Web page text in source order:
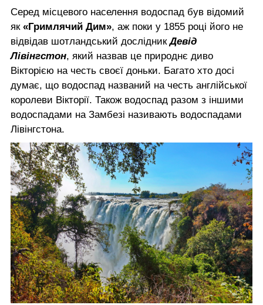
Серед місцевого населення водоспад був відомий
як «Гримлячий Дим», аж поки у 1855 році його не
відвідав шотландський дослідникДевід
Лівінгстон, який назвав це природнє диво
Вікторією на честь своєї доньки. Багато хто досі
думає, що водоспад названий на честь англійської
королеви Вікторії. Також водоспад разом з іншими
водоспадами на Замбезі називають водоспадами
Лівінгстона.